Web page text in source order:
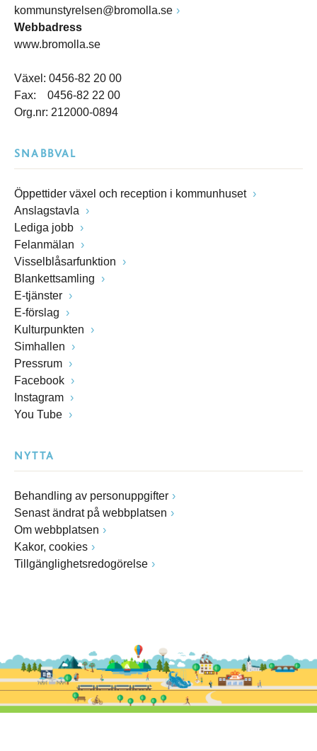
kommunstyrelsen@bromolla.se
Webbadress
www.bromolla.se
Växel: 0456-82 20 00
Fax: 0456-82 22 00
Org.nr: 212000-0894
SNABBVAL
Öppettider växel och reception i kommunhuset
Anslagstavla
Lediga jobb
Felanmälan
Visselblåsarfunktion
Blankettsamling
E-tjänster
E-förslag
Kulturpunkten
Simhallen
Pressrum
Facebook
Instagram
You Tube
NYTTA
Behandling av personuppgifter
Senast ändrat på webbplatsen
Om webbplatsen
Kakor, cookies
Tillgänglighetsredogörelse